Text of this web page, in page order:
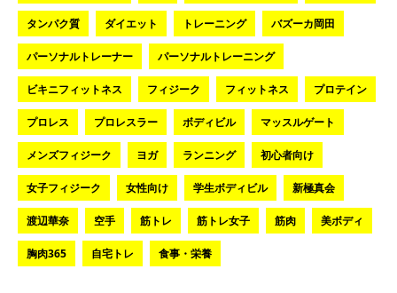
タンパク質 ダイエット トレーニング バズーカ岡田
パーソナルトレーナー パーソナルトレーニング
ビキニフィットネス フィジーク フィットネス プロテイン
プロレス プロレスラー ボディビル マッスルゲート
メンズフィジーク ヨガ ランニング 初心者向け
女子フィジーク 女性向け 学生ボディビル 新極真会
渡辺華奈 空手 筋トレ 筋トレ女子 筋肉 美ボディ
胸肉365 自宅トレ 食事・栄養